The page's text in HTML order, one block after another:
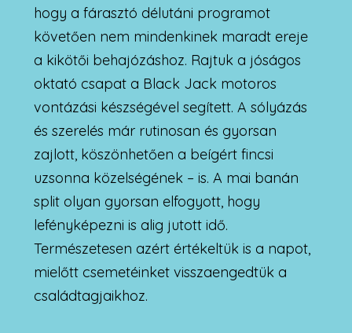
hogy a fárasztó délutáni programot
követően nem mindenkinek maradt ereje
a kikötői behajózáshoz. Rajtuk a jóságos
oktató csapat a Black Jack motoros
vontázási készségével segített. A sólyázás
és szerelés már rutinosan és gyorsan
zajlott, köszönhetően a beígért fincsi
uzsonna közelségének – is. A mai banán
split olyan gyorsan elfogyott, hogy
lefényképezni is alig jutott idő.
Természetesen azért értékeltük is a napot,
mielőtt csemetéinket visszaengedtük a
családtagjaikhoz.